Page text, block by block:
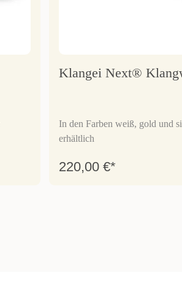
Klangei Next®
In den Farben weiß, gold und
erhältlich
220,00 €*